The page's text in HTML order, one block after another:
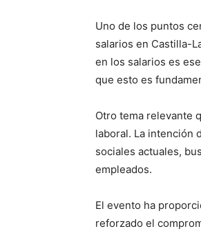
Uno de los puntos
salarios en Castilla-
en los salarios es
que esto es
Otro tema relevante
laboral. La intención
sociales actuales,
empleados.
El evento ha
reforzado el